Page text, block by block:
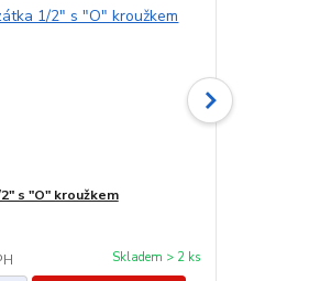
s "O" kroužkem
Skladem > 2 ks